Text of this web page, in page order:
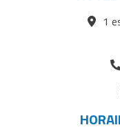
1